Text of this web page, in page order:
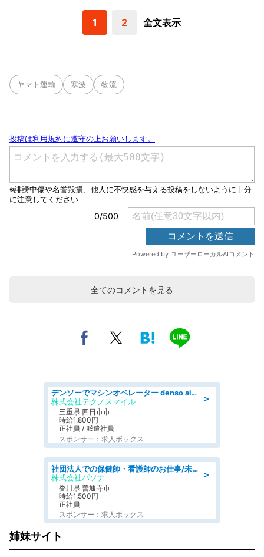
1 2 全文表示
ヤマト運輸 寒波 物流
全てのコメントを見る
＞
デンソーでマシンオペレーター denso aichi
株式会社テクノスマイル
三重県 四日市市
時給1,800円
正社員 / 派遣社員
スポンサー：求人ボックス
＞
社団法人での保健師・看護師のお仕事/未経験OK/要資格:普通免許、保健師、正看護師
株式会社パソナ
香川県 善通寺市
時給1,500円
正社員
スポンサー：求人ボックス
姉妹サイト